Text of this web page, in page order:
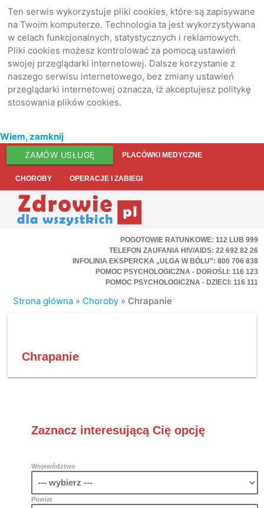
Ten serwis wykorzystuje pliki cookies, które są zapisywane
na Twoim komputerze. Technologia ta jest wykorzystywana
w celach funkcjonalnych, statystycznych i reklamowych.
Pliki cookies możesz kontrolować za pomocą ustawień
swojej przeglądarki internetowej. Dalsze korzystanie z
naszego serwisu internetowego, bez zmiany ustawień
przeglądarki internetowej oznacza, iż akceptujesz politykę
stosowania plików cookies.
Wiem, zamknij
ZAMÓW USŁUGĘ PLACÓWKI MEDYCZNE
CHOROBY OPERACJE I ZABIEGI
POGOTOWIE RATUNKOWE: 112 LUB 999
TELEFON ZAUFANIA HIV/AIDS: 22 692 82 26
INFOLINIA EKSPERCKA „ULGA W BÓLU”: 800 706 838
POMOC PSYCHOLOGICZNA - DOROŚLI: 116 123
POMOC PSYCHOLOGICZNA - DZIECI: 116 111
Strona główna » Choroby » Chrapanie
Chrapanie
Zaznacz interesującą Cię opcję
Województwo
Powiat